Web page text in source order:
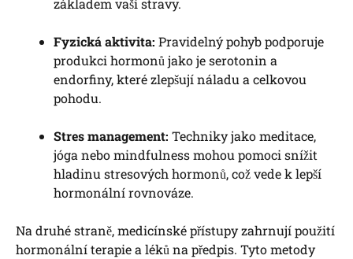
základem vaší stravy.
Fyzická aktivita: Pravidelný pohyb podporuje
produkci hormonů jako je serotonin a
endorfiny, které zlepšují náladu a celkovou
pohodu.
Stres management: Techniky jako meditace,
jóga nebo mindfulness mohou pomoci snížit
hladinu stresových hormonů, což vede k lepší
hormonální rovnováze.
Na druhé straně, medicínské přístupy zahrnují použití
hormonální terapie a léků na předpis. Tyto metody